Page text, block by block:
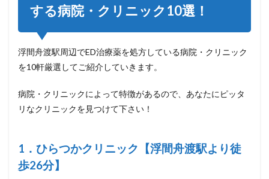
する病院・クリニック10選！
浮間舟渡駅周辺でED治療薬を処方している病院・クリニック
を10軒厳選してご紹介していきます。
病院・クリニックによって特徴があるので、あなたにピッタ
リなクリニックを見つけて下さい！
1．ひらつかクリニック【浮間舟渡駅より徒
歩26分】